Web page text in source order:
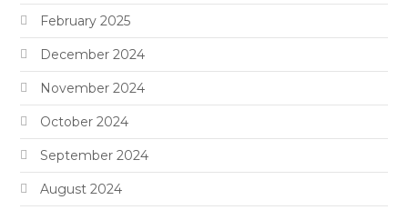
February 2025
December 2024
November 2024
October 2024
September 2024
August 2024